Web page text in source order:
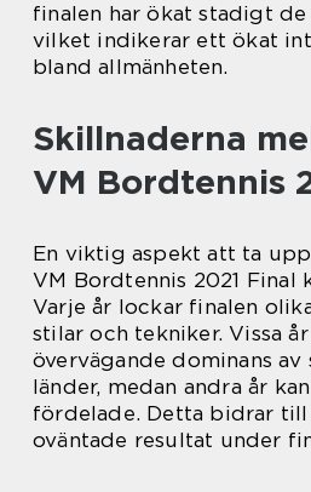
finalen har ökat stadigt de
vilket indikerar ett ökat
bland allmänheten.
Skillnaderna
VM Bordtennis
En viktig aspekt att ta
VM Bordtennis 2021 Final
Varje år lockar finalen
stilar och tekniker. Vissa
övervägande dominans av
länder, medan andra år
fördelade. Detta bidrar till
oväntade resultat under